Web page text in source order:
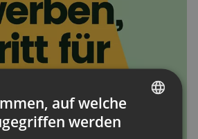
ENGLISH
auf welche
werden